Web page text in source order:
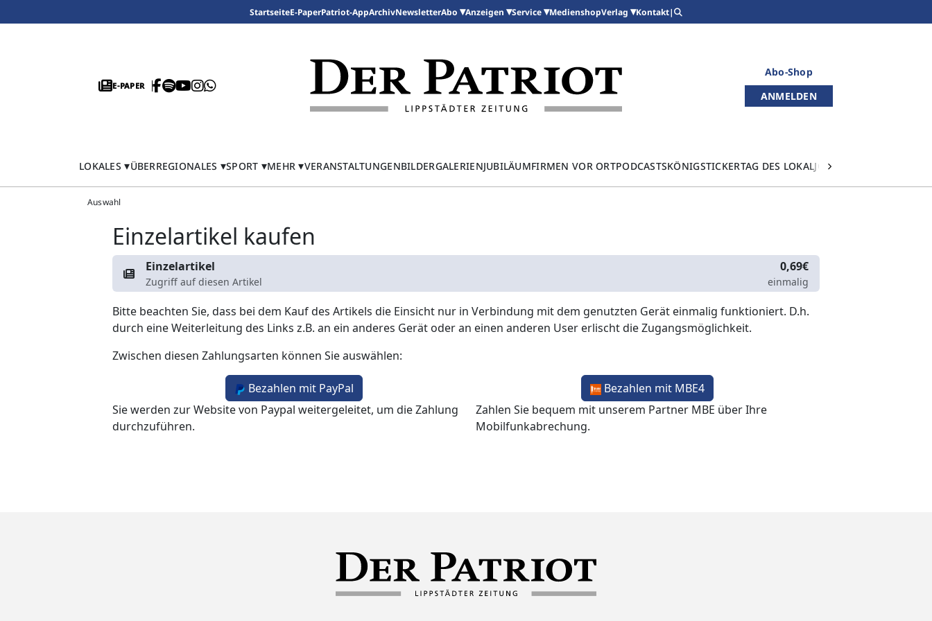
StartseiteE-PaperPatriot-AppArchivNewsletterAbo Anzeigen Service MedienshopVerlag Kontakt|
E-PAPER
Abo-Shop
ANMELDEN
LOKALES ÜBERREGIONALES SPORT MEHR VERANSTALTUNGENBILDERGALERIENJUBILÄUMFIRMEN VOR ORTPODCASTSKÖNIGSTICKERTAG DES LOKALJOURNALISMUS
Auswahl
Einzelartikel kaufen
Einzelartikel
Zugriff auf diesen Artikel
0,69€
einmalig
Bitte beachten Sie, dass bei dem Kauf des Artikels die Einsicht nur in Verbindung mit dem genutzten Gerät einmalig funktioniert. D.h.
durch eine Weiterleitung des Links z.B. an ein anderes Gerät oder an einen anderen User erlischt die Zugangsmöglichkeit.
Zwischen diesen Zahlungsarten können Sie auswählen:
Bezahlen mit PayPal
Sie werden zur Website von Paypal weitergeleitet, um die Zahlung
durchzuführen.
Bezahlen mit MBE4
Zahlen Sie bequem mit unserem Partner MBE über Ihre
Mobilfunkabrechung.